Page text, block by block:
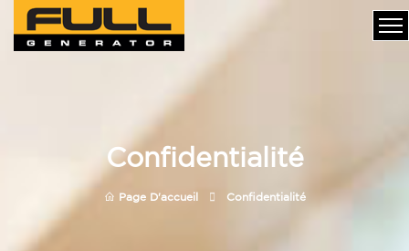
Confidentialité
Page D'accueil Confidentialité